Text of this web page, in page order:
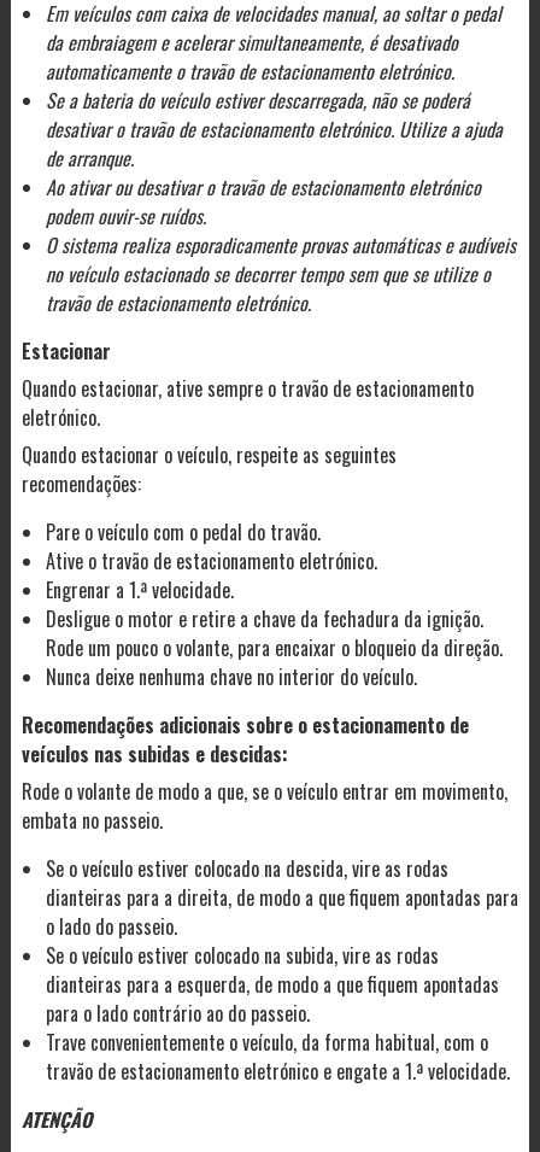
Em veículos com caixa de velocidades manual, ao soltar o pedal
da embraiagem e acelerar simultaneamente, é desativado
automaticamente o travão de estacionamento eletrónico.
Se a bateria do veículo estiver descarregada, não se poderá
desativar o travão de estacionamento eletrónico. Utilize a ajuda
de arranque.
Ao ativar ou desativar o travão de estacionamento eletrónico
podem ouvir-se ruídos.
O sistema realiza esporadicamente provas automáticas e audíveis
no veículo estacionado se decorrer tempo sem que se utilize o
travão de estacionamento eletrónico.
Estacionar
Quando estacionar, ative sempre o travão de estacionamento
eletrónico.
Quando estacionar o veículo, respeite as seguintes
recomendações:
Pare o veículo com o pedal do travão.
Ative o travão de estacionamento eletrónico.
Engrenar a 1.ª velocidade.
Desligue o motor e retire a chave da fechadura da ignição.
Rode um pouco o volante, para encaixar o bloqueio da direção.
Nunca deixe nenhuma chave no interior do veículo.
Recomendações adicionais sobre o estacionamento de
veículos nas subidas e descidas:
Rode o volante de modo a que, se o veículo entrar em movimento,
embata no passeio.
Se o veículo estiver colocado na descida, vire as rodas
dianteiras para a direita, de modo a que fiquem apontadas para
o lado do passeio.
Se o veículo estiver colocado na subida, vire as rodas
dianteiras para a esquerda, de modo a que fiquem apontadas
para o lado contrário ao do passeio.
Trave convenientemente o veículo, da forma habitual, com o
travão de estacionamento eletrónico e engate a 1.ª velocidade.
ATENÇÃO